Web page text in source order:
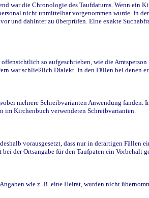
war die Chronologie des Taufdatums. Wenn ein
nicht unmittelbar vorgenommen wurde. In
und dahinter zu überprüfen. Eine exakte
so aufgeschrieben, wie die
war schließlich Dialekt. In den Fällen bei denen
mehrere Schreibvarianten Anwendung
im Kirchenbuch verwendeten Schreibvarianten.
vorausgesetzt, dass nur in derartigen
der Ortsangabe für den Taufpaten ein Vorbehalt
wie z. B. eine Heirat, wurden nicht